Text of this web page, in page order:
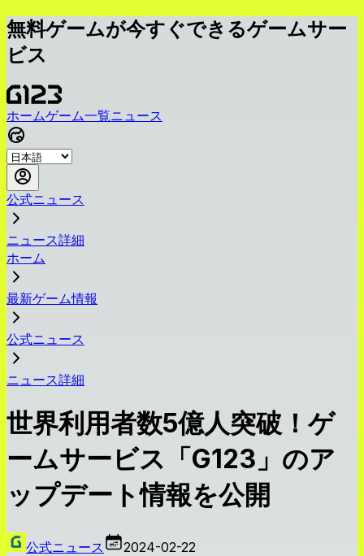
無料ゲームが今すぐできるゲームサー
ビス
ホームゲーム一覧ニュース
公式ニュース
ニュース詳細
ホーム
最新ゲーム情報
公式ニュース
ニュース詳細
世界利用者数5億人突破！ゲ
ームサービス「G123」のア
ップデート情報を公開
公式ニュース 2024-02-22